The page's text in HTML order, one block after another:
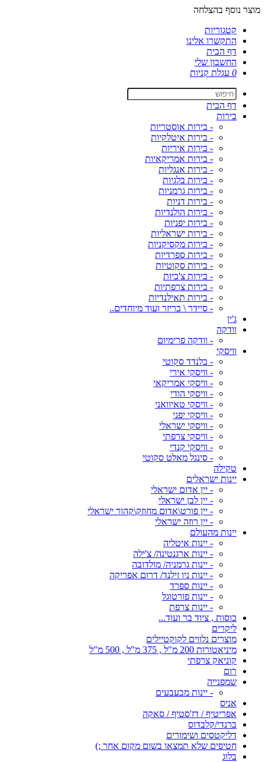
מוצר נוסף בהצלחה
קטגוריות
התקשרו אלינו
דף הבית
החשבון שלי
0 עגלת קניות
דף הבית
בירות
- בירות אוסטריות
- בירות איטלקיות
- בירות איריות
- בירות אמריקאיות
- בירות אנגליות
- בירות בלגיות
- בירות גרמניות
- בירות דניות
- בירות הולנדיות
- בירות יפניות
- בירות ישראליות
- בירות מקסיקניות
- בירות ספרדיות
- בירות סקוטיות
- בירות צ'כיות
- בירות צרפתיות
- בירות תאילנדיות
- סיידר \ בריזר ועוד מיוחדים..
ג'ין
וודקה
- וודקה פרימיום
וויסקי
- בלנדד סקוטי
- וויסקי אירי
- וויסקי אמריקאי
- וויסקי הודי
- וויסקי טאיוואני
- וויסקי יפני
- וויסקי ישראלי
- וויסקי צרפתי
- וויסקי קנדי
- סינגל מאלט סקוטי
טקילה
יינות ישראלים
- יין אדום ישראלי
- יין לבן ישראלי
- יין פורט\אדום מחוזק\קהור ישראלי
- יין רוזה ישראלי
יינות מהעולם
- יינות איטליה
- יינות ארגנטינה/ צ'ילה
- יינות גרמניה/ מולדובה
- יינות ניו זילנד/ דרום אפריקה
- יינות ספרד
- יינות פורטוגל
- יינות צרפת
כוסות , ציוד בר ועוד...
ליקרים
מוצרים נלווים לקוקטיילים
מיניאטורות 200 מ"ל , 375 מ"ל , 500 מ"ל
קוניאק צרפתי
רום
שמפנייה
- יינות מבעבעים
אניס
אפריטיף / דז'סטיף / סאקה
ברנדי/קלבדוס
דליקטסים ושימורים
חטיפים שלא תמצאו בשום מקום אחר ;)
בלוג